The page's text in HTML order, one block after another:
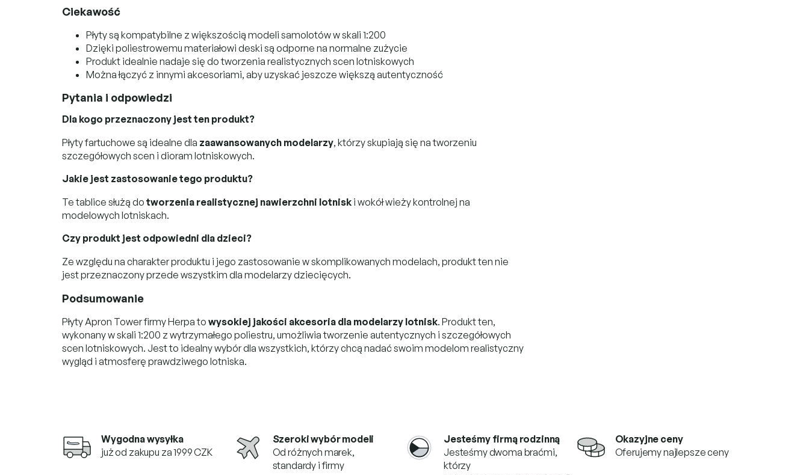
Wygodna wysyłka
już od zakupu za 1999 CZK
Szeroki wybór modeli
Od różnych marek,
standardy i firmy
Jesteśmy firmą rodzinną
Jesteśmy dwoma braćmi,
którzy
Okazyjne ceny
Oferujemy najlepsze ceny
Ciekawość
Płyty są kompatybilne z większością modeli samolotów w skali 1:200
Dzięki poliestrowemu materiałowi deski są odporne na normalne zużycie
Produkt idealnie nadaje się do tworzenia realistycznych scen lotniskowych
Można łączyć z innymi akcesoriami, aby uzyskać jeszcze większą autentyczność
Pytania i odpowiedzi
Dla kogo przeznaczony jest ten produkt?
Płyty fartuchowe są idealne dla zaawansowanych modelarzy, którzy skupiają się na tworzeniu
szczegółowych scen i dioram lotniskowych.
Jakie jest zastosowanie tego produktu?
Te tablice służą do tworzenia realistycznej nawierzchni lotnisk i wokół wieży kontrolnej na
modelowych lotniskach.
Czy produkt jest odpowiedni dla dzieci?
Ze względu na charakter produktu i jego zastosowanie w skomplikowanych modelach, produkt ten nie
jest przeznaczony przede wszystkim dla modelarzy dziecięcych.
Podsumowanie
Płyty Apron Tower firmy Herpa to wysokiej jakości akcesoria dla modelarzy lotnisk. Produkt ten,
wykonany w skali 1:200 z wytrzymałego poliestru, umożliwia tworzenie autentycznych i szczegółowych
scen lotniskowych. Jest to idealny wybór dla wszystkich, którzy chcą nadać swoim modelom realistyczny
wygląd i atmosferę prawdziwego lotniska.